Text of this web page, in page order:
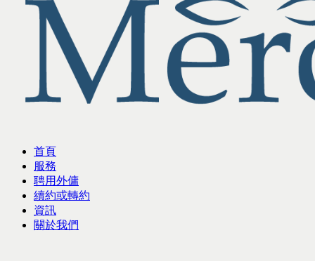
首頁
服務
聘用外傭
續約或轉約
資訊
關於我們